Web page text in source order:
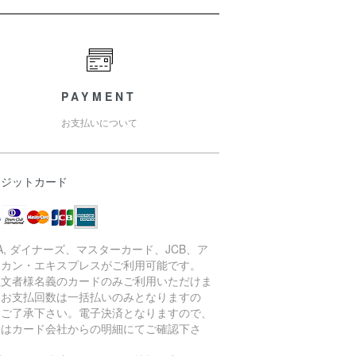
PAYMENT
お支払いについて
ットカード
ダイナーズ、マスターカード、JCB、ア
ン・エキスプレスがご利用可能です。
者様名義のカードのみご利用いただけま
支払回数は一括払いのみとなりますの
了承下さい。電子決済となりますので、
カード会社からの明細にてご確認下さ